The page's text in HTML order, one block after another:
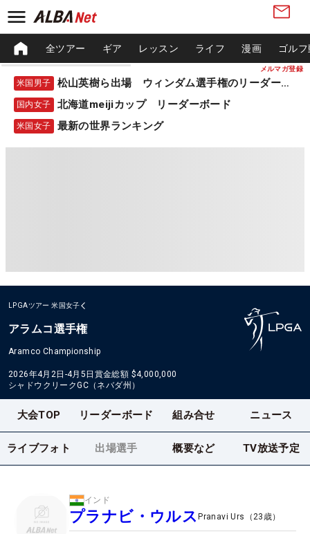
メルマガ登録
全ツアー ギア レッスン ライフ 漫画 ゴル
米国男子 松山英樹ら出場 ウィンダム選手権のリーダーボード
国内女子 北海道meijiカップ リーダーボード
米国女子 最新の世界ランキング
LPGAツアー 米国女子
アラムコ選手権
Aramco Championship
2026年4月2日-4月5日 賞金総額 $4,000,000
シャドウクリークGC（ネバダ州）
大会TOP リーダーボード 組み合せ ニュース
ライブフォト 出場選手 概要など TV放送予定
インド
プラナビ・ウルスPranavi Urs （ 23 歳）